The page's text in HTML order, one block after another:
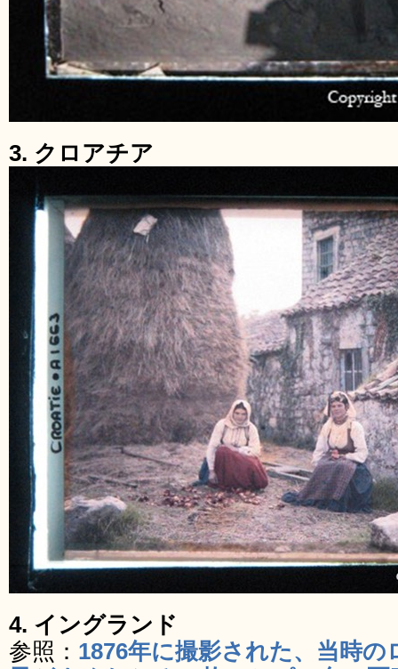
3. クロアチア
4. イングランド
参照： 1876年に撮影された、当時